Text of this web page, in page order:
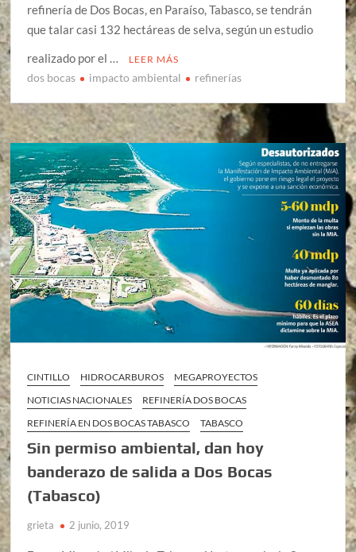
refinería de Dos Bocas, en Paraíso, Tabasco, se tendrán
que talar casi 132 hectáreas de selva, según un estudio
realizado por el …
LEER MÁS
dos bocas impacto ambiental refinerías
CINTILLO HIDROCARBUROS
MEGAPROYECTOS
NOTICIAS NACIONALES
REFINERÍA DOS BOCAS
REFINERÍA EN DOS BOCAS TABASCO
TABASCO
Sin permiso ambiental, dan hoy
banderazo de salida a Dos Bocas
(Tabasco)
grieta 2 junio, 2019